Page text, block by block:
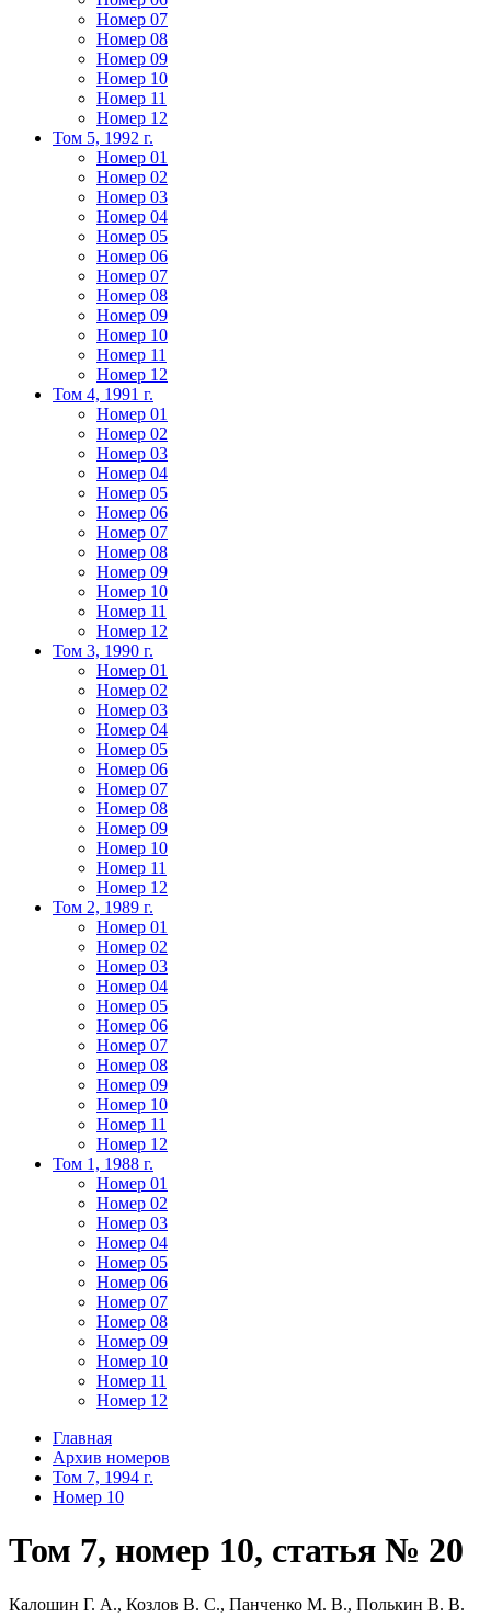
Номер 07
Номер 08
Номер 09
Номер 10
Номер 11
Номер 12
Том 5, 1992 г.
Номер 01
Номер 02
Номер 03
Номер 04
Номер 05
Номер 06
Номер 07
Номер 08
Номер 09
Номер 10
Номер 11
Номер 12
Том 4, 1991 г.
Номер 01
Номер 02
Номер 03
Номер 04
Номер 05
Номер 06
Номер 07
Номер 08
Номер 09
Номер 10
Номер 11
Номер 12
Том 3, 1990 г.
Номер 01
Номер 02
Номер 03
Номер 04
Номер 05
Номер 06
Номер 07
Номер 08
Номер 09
Номер 10
Номер 11
Номер 12
Том 2, 1989 г.
Номер 01
Номер 02
Номер 03
Номер 04
Номер 05
Номер 06
Номер 07
Номер 08
Номер 09
Номер 10
Номер 11
Номер 12
Том 1, 1988 г.
Номер 01
Номер 02
Номер 03
Номер 04
Номер 05
Номер 06
Номер 07
Номер 08
Номер 09
Номер 10
Номер 11
Номер 12
Главная
Архив номеров
Том 7, 1994 г.
Номер 10
Том 7, номер 10, статья № 20
Калошин Г. А., Козлов В. С., Панченко М. В., Полькин В. В.